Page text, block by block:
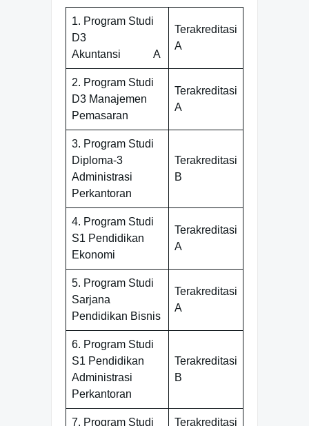
1. Program Studi
D3
Akuntansi A
Terakreditasi
A
2. Program Studi
D3 Manajemen
Pemasaran
Terakreditasi
A
3. Program Studi
Diploma-3
Administrasi
Perkantoran
Terakreditasi
B
4. Program Studi
S1 Pendidikan
Ekonomi
Terakreditasi
A
5. Program Studi
Sarjana
Pendidikan Bisnis
Terakreditasi
A
6. Program Studi
S1 Pendidikan
Administrasi
Perkantoran
Terakreditasi
B
7. Program Studi Terakreditasi